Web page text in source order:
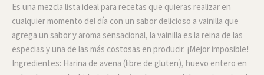
Es una mezcla lista ideal para recetas que quieras realizar en
cualquier momento del día con un sabor delicioso a vainilla que
agrega un sabor y aroma sensacional, la vainilla es la reina de las
especias y una de las más costosas en producir. ¡Mejor imposible!
Ingredientes: Harina de avena (libre de gluten), huevo entero en